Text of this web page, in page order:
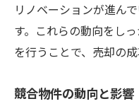
交渉の場を有
価格交渉のた
買い手のニー
交渉時のコミ
リノベーションが進ん
す。これらの動向をし
を行うことで、売却の
競合物件の動向と影響